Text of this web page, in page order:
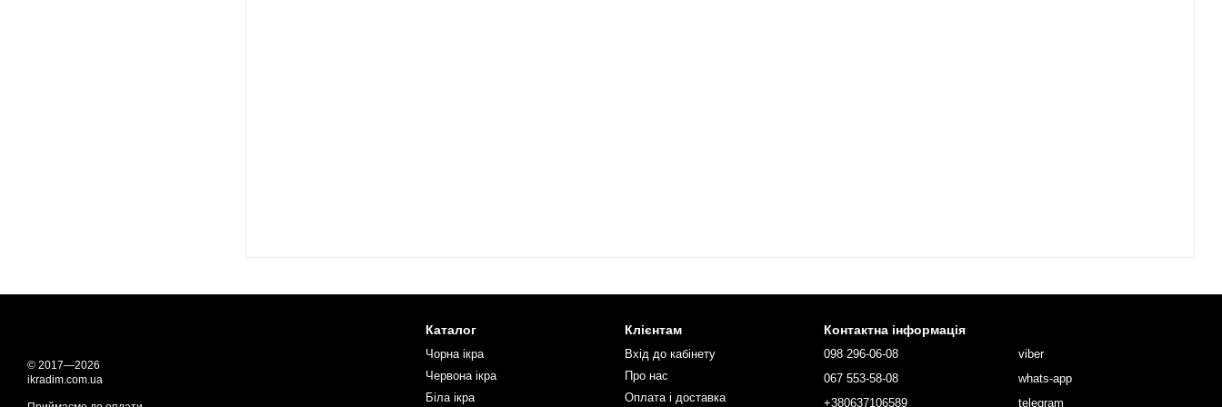
© 2017—2026
ikradim.com.ua
Каталог
Чорна ікра
Червона ікра
Біла ікра
Клієнтам
Вхід до кабінету
Про нас
Оплата і доставка
Контактна інформація
098 296-06-08
067 553-58-08
+380637106589
viber
whats-app
telegram